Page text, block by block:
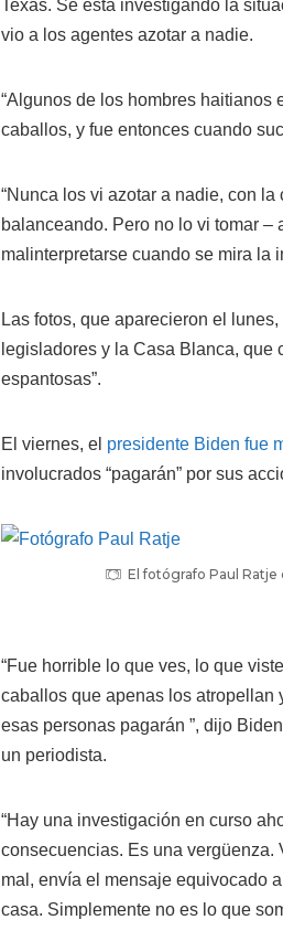
Texas. Se está investigando la
vio a los agentes azotar a nadie.
“Algunos de los hombres haitianos
caballos, y fue entonces cuando
“Nunca los vi azotar a nadie, con la
balanceando. Pero no lo vi tomar
malinterpretarse cuando se mira la
Las fotos, que aparecieron el
legisladores y la Casa Blanca, que
espantosas”.
El viernes, el presidente Biden fue
involucrados “pagarán” por sus
El fotógrafo Paul Ratje
“Fue horrible lo que ves, lo que
caballos que apenas los atropellan
esas personas pagarán ”, dijo
un periodista.
“Hay una investigación en curso
consecuencias. Es una vergüenza.
mal, envía el mensaje equivocado
casa. Simplemente no es lo que